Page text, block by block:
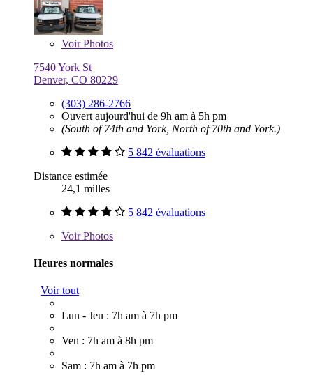
VoirPhotos
7540 York St
Denver, CO 80229
(303) 286-2766
Ouvert aujourd'hui de 9h am à 5h pm
(South of 74th and York, North of 70th and York.)
5 842 évaluations
Distance estimée
24,1 milles
5 842 évaluations
VoirPhotos
Heures normales
Voir tout
Lun - Jeu : 7h am à 7h pm
Ven : 7h am à 8h pm
Sam : 7h am à 7h pm